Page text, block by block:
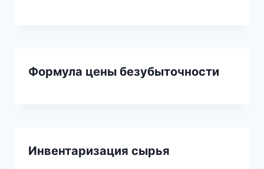
Формула цены безубыточности
Инвентаризация сырья